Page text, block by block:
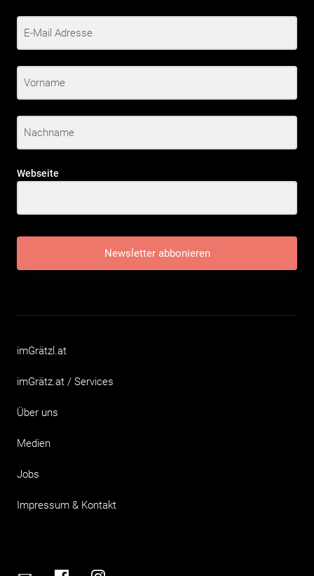
Webseite
Newsletter abbonieren
imGrätzl.at
imGrätz.at / Services
Über uns
Medien
Jobs
Impressum & Kontakt
Email FacebookInstagram